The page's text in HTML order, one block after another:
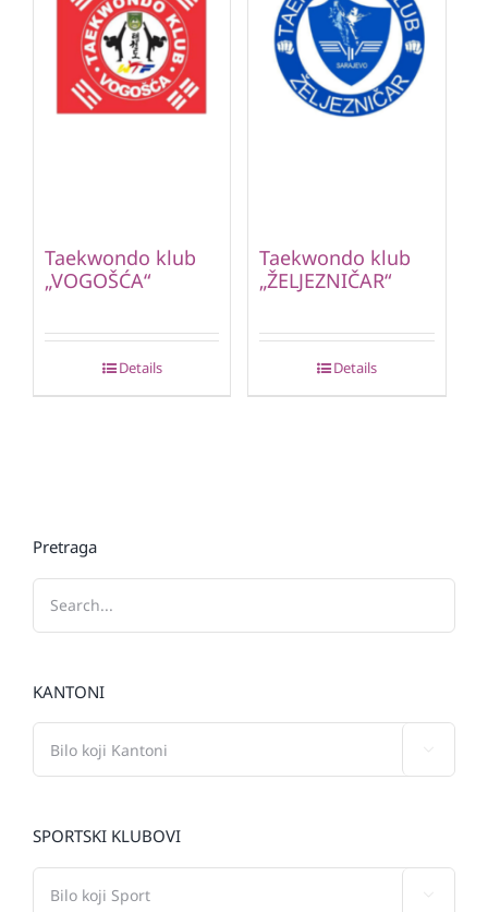
Taekwondo klub
„VOGOŠĆA“
Details
Taekwondo klub
„ŽELJEZNIČAR“
Details
Pretraga
KANTONI
SPORTSKI KLUBOVI